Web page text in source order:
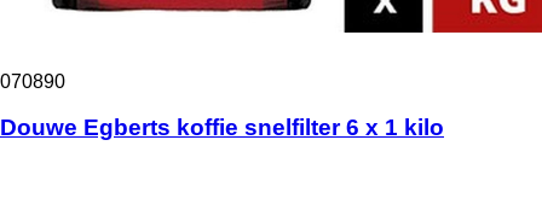
070890
Douwe Egberts koffie snelfilter 6 x 1 kilo